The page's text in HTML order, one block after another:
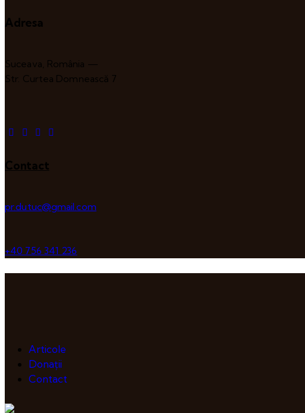
Adresa
Suceava, România —
Str. Curtea Domnească 7
Contact
pr.dutuc@gmail.com
+40 756 341 236
Articole
Donații
Contact